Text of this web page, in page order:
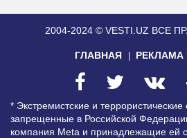
2004-2024 © VESTI.UZ ВСЕ
ГЛАВНАЯ РЕКЛАМА
* Экстремистские и террористические
запрещенные в Российской
компания Meta и принадлежащие ей